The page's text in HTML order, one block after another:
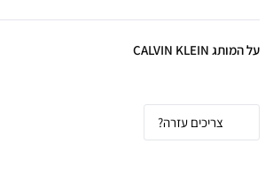
על המותג CALVIN KLEIN
צריכים עזרה?